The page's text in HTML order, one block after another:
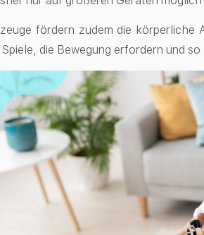
fördern zudem die
die Bewegung erfordern und